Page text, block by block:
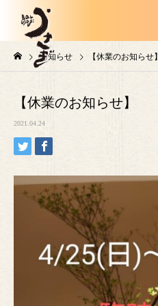
お知らせ 【休業のお知らせ】
【休業のお知らせ】
2021.04.24